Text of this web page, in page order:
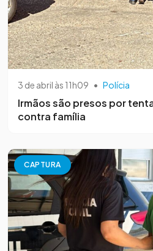
3 de abril às 11h09 • Polícia
Irmãos são presos por
contra família
CAPTURA